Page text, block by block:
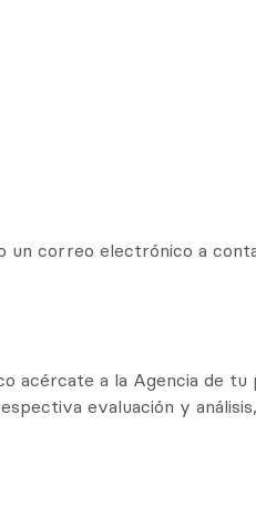
un correo electrónico a
acércate a la Agencia de
evaluación y